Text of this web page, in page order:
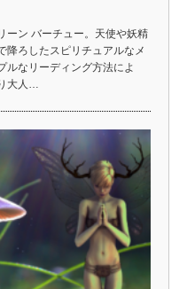
ーン バーチュー。天使や妖精
降ろしたスピリチュアルなメ
ルなリーディング方法によ
大人…